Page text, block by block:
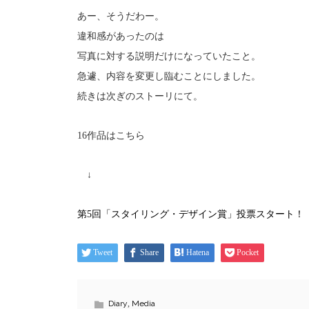
あー、そうだわー。
違和感があったのは
写真に対する説明だけになっていたこと。
急遽、内容を変更し臨むことにしました。
続きは次ぎのストーリにて。
16作品はこちら
↓
第5回「スタイリング・デザイン賞」投票スタート！
Tweet Share Hatena Pocket
Diary, Media